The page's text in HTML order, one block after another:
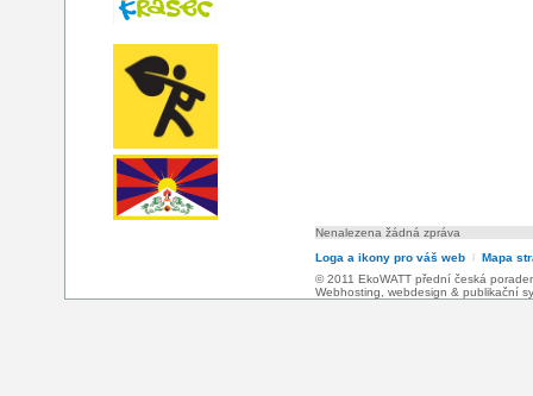
Nenalezena žádná zpráva
Loga a ikony pro váš web l Mapa
© 2011 EkoWATT přední česká
Webhosting
webdesign & publikační